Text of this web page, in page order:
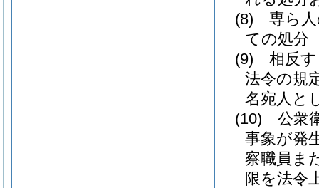
(8)
専ら
ての処分
(9)
相反
法令の規
名宛人と
(10)
公衆
事象が発
察職員ま
限を法令